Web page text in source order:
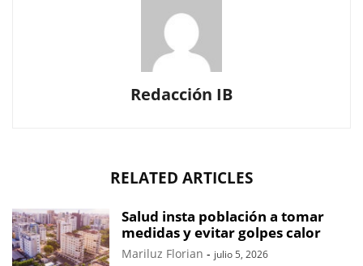
Redacción IB
RELATED ARTICLES
Salud insta población a tomar
medidas y evitar golpes calor
Mariluz Florian - julio 5, 2026